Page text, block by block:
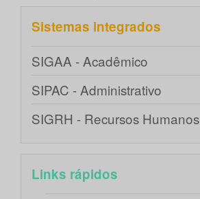
Sistemas integrados
SIGAA - Acadêmico
SIPAC - Administrativo
SIGRH - Recursos Humanos
Links rápidos